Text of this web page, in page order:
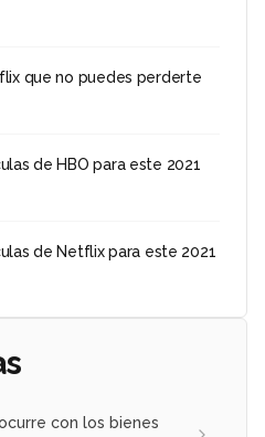
que no puedes perderte
de HBO para este 2021
de Netflix para este 2021
con los bienes